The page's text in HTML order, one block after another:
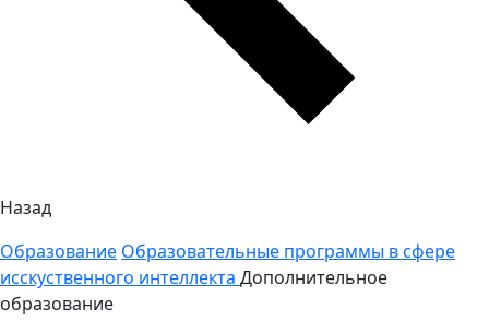
Назад
Образование Образовательные программы в сфере
исскуственного интеллекта Дополнительное
образование